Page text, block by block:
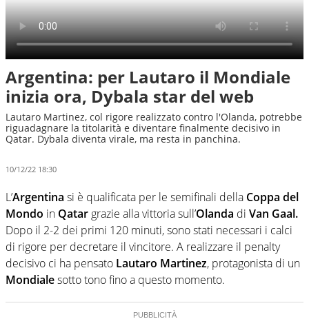
Argentina: per Lautaro il Mondiale
inizia ora, Dybala star del web
Lautaro Martinez, col rigore realizzato contro l'Olanda, potrebbe
riguadagnare la titolarità e diventare finalmente decisivo in
Qatar. Dybala diventa virale, ma resta in panchina.
10/12/22 18:30
L’Argentina si è qualificata per le semifinali della Coppa del
Mondo in Qatar grazie alla vittoria sull’Olanda di Van Gaal.
Dopo il 2-2 dei primi 120 minuti, sono stati necessari i calci
di rigore per decretare il vincitore. A realizzare il penalty
decisivo ci ha pensato Lautaro Martinez, protagonista di un
Mondialesotto tono fino a questo momento.